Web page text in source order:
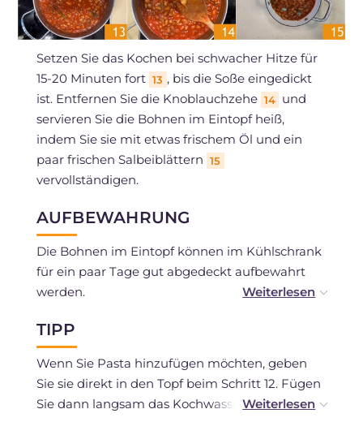
Setzen Sie das Kochen bei schwacher Hitze für
15-20 Minuten fort 13 , bis die Soße eingedickt
ist. Entfernen Sie die Knoblauchzehe 14 und
servieren Sie die Bohnen im Eintopf heiß,
indem Sie sie mit etwas frischem Öl und ein
paar frischen Salbeiblättern 15
vervollständigen.
AUFBEWAHRUNG
Die Bohnen im Eintopf können im Kühlschrank
für ein paar Tage gut abgedeckt aufbewahrt
werden.
Wenn Sie frische Zutaten verwendet haben,
können Sie sie einfrieren.
TIPP
Wenn Sie Pasta hinzufügen möchten, geben
Sie sie direkt in den Topf beim Schritt 12. Fügen
Sie dann langsam das Kochwasser der Bohnen